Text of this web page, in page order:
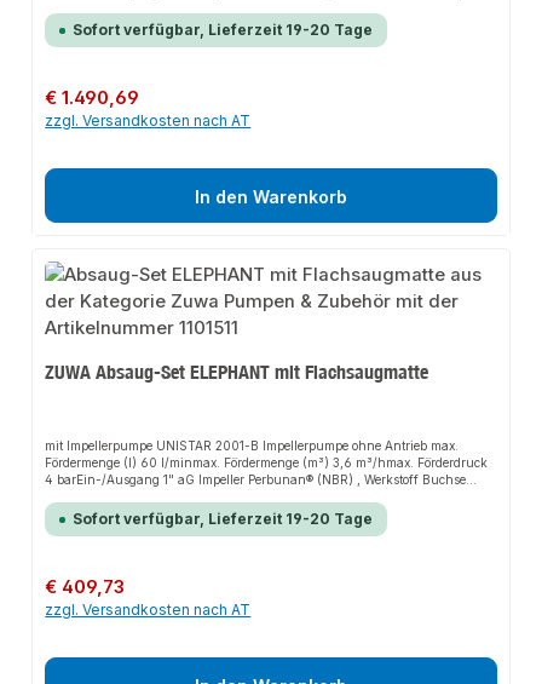
Aluminium AlMgSi1 Elektromotor Nennspannung (AC) 230 V, Nennfrequenz
50 HzNennleistung 0,55 kW, Nennstrom (AC) 4,3 Amax. Drehzahl 2800
Fußventil 1" mit GEKA-Kupplung Saugseite: 5 m ölbeständiger
Spiralschlauch m. GEKA Sicherungsring-Kupplungen Druckseite: STORZ-
D-Festkupplung 1" iG Eurobehälter mit Deckel Gewicht 14 kg
Sofort verfügbar, Lieferzeit 19-20 Tage
Regulärer Preis:
€ 1.490,69
zzgl. Versandkosten nach AT
In den Warenkorb
ZUWA Absaug-Set ELEPHANT mit Flachsaugmatte
mit Impellerpumpe UNISTAR 2001-B Impellerpumpe ohne Antrieb max.
Fördermenge (l) 60 l/minmax. Fördermenge (m³) 3,6 m³/hmax. Förderdruck
4 barEin-/Ausgang 1" aG Impeller Perbunan® (NBR) , Werkstoff Buchse
Aluminium EN AW-6082/AC-43400 Mit Adapter für Tiefenanschlag der
Bohrmaschine Ausstattung/Zubehör : - Transportbox mit Deckel, ca. 528 x
Schlauchverschraubung 1" an Pumpenein- und Ausgang - mit
zusätzlichem Edelstahl-Boden-Sieb (zur alternativen Verwendung statt
Flachsaugmatte) Verpackungsabmessung ca. 600x400x45 mm Gewicht 7,6
Sofort verfügbar, Lieferzeit 19-20 Tage
Regulärer Preis:
€ 409,73
zzgl. Versandkosten nach AT